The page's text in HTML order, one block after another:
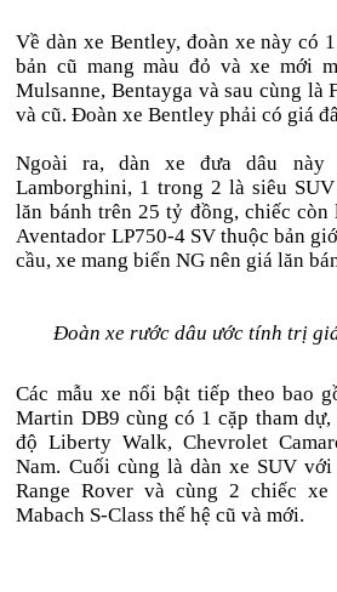
Về dàn xe Bentley, đoàn xe này có
bản cũ mang màu đỏ và xe mới
Mulsanne, Bentayga và sau cùng là
và cũ. Đoàn xe Bentley phải có giá
Ngoài ra, dàn xe đưa dâu
Lamborghini, 1 trong 2 là siêu
lăn bánh trên 25 tỷ đồng, chiếc
Aventador LP750-4 SV thuộc bản
cầu, xe mang biển NG nên giá lăn
Đoàn xe rước dâu ước tính trị
Các mẫu xe nổi bật tiếp theo bao
Martin DB9 cùng có 1 cặp tham dự,
độ Liberty Walk, Chevrolet
Nam. Cuối cùng là dàn xe SUV
Range Rover và cùng 2 chiếc xe
Mabach S-Class thế hệ cũ và mới.